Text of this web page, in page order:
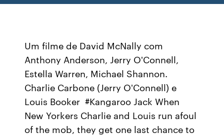
Um filme de David McNally com
Anthony Anderson, Jerry O'Connell,
Estella Warren, Michael Shannon.
Charlie Carbone (Jerry O'Connell) e
Louis Booker #Kangaroo Jack When
New Yorkers Charlie and Louis run afoul
of the mob, they get one last chance to